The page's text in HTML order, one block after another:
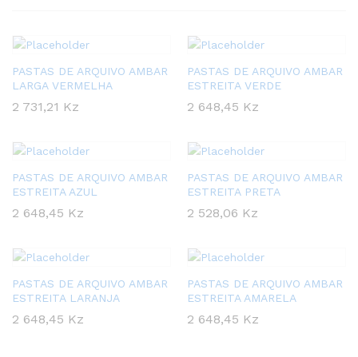
PASTAS DE ARQUIVO AMBAR
LARGA VERMELHA
2 731,21 Kz
PASTAS DE ARQUIVO AMBAR
ESTREITA VERDE
2 648,45 Kz
PASTAS DE ARQUIVO AMBAR
ESTREITA AZUL
2 648,45 Kz
PASTAS DE ARQUIVO AMBAR
ESTREITA PRETA
2 528,06 Kz
PASTAS DE ARQUIVO AMBAR
ESTREITA LARANJA
2 648,45 Kz
PASTAS DE ARQUIVO AMBAR
ESTREITA AMARELA
2 648,45 Kz